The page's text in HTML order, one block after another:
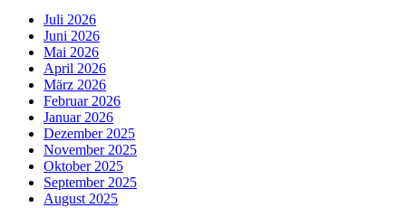
Juli 2026
Juni 2026
Mai 2026
April 2026
März 2026
Februar 2026
Januar 2026
Dezember 2025
November 2025
Oktober 2025
September 2025
August 2025